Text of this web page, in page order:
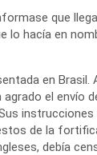
que
lo hacía en
en Brasil.
el envío
instrucciones
de la
debía